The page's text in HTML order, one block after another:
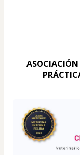
ASOCIACIÓN